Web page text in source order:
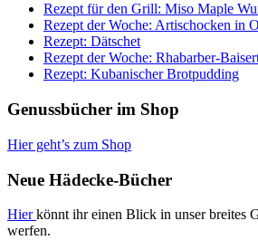
Rezept für den Grill: Miso Maple
Rezept der Woche: Artischocken in
Rezept: Dätschet
Rezept der Woche: Rhabarber-
Rezept: Kubanischer Brotpudding
Genussbücher im Shop
Hier geht’s zum Shop
Neue Hädecke-Bücher
Hierkönnt ihr einen Blick in unser breites
werfen.